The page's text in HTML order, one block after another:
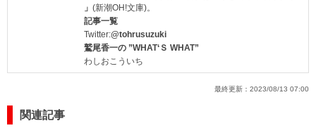
」 (新潮OH!文庫)。
記事一覧
Twitter:@tohrusuzuki
鷲尾香一の ”WHAT‘Ｓ WHAT”
わしおこういち
最終更新： 2023/08/13 07:00
関連記事